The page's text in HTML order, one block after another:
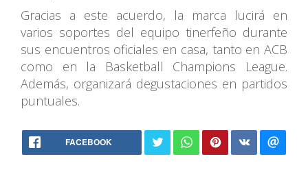
Gracias a este acuerdo, la marca lucirá en
varios soportes del equipo tinerfeño durante
sus encuentros oficiales en casa, tanto en ACB
como en la Basketball Champions League.
Además, organizará degustaciones en partidos
puntuales.
FACEBOOK